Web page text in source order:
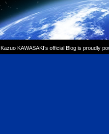
Kazuo KAWASAKI’s official Blog is proudly